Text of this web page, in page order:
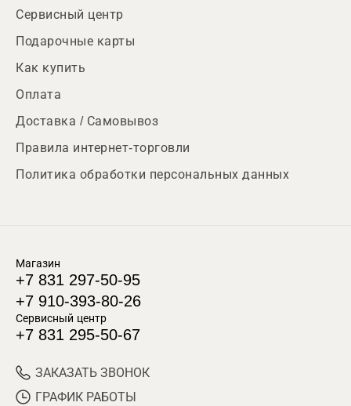
Сервисный центр
Подарочные карты
Как купить
Оплата
Доставка / Самовывоз
Правила интернет-торговли
Политика обработки персональных данных
Магазин
+7 831 297-50-95
+7 910-393-80-26
Сервисный центр
+7 831 295-50-67
ЗАКАЗАТЬ ЗВОНОК
ГРАФИК РАБОТЫ